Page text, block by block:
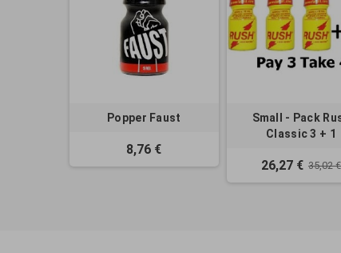
Popper Faust
8,76 €
Small - Pack
Classic 3 + 1
26,27 € 35,02 €